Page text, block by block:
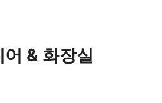
& 화장실